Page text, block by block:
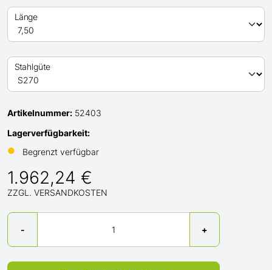
Länge
Stahlgüte
Artikelnummer: 52403
Lagerverfügbarkeit:
●
Begrenzt verfügbar
1.962,24 €
ZZGL. VERSANDKOSTEN
-
Menge
+